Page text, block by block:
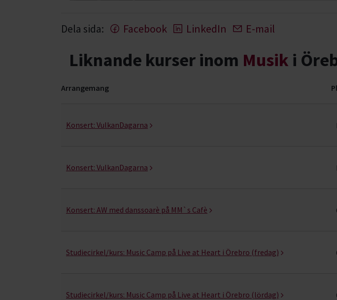
Dela sida: Facebook LinkedIn E-mail
Liknande kurser inom Musik i
Arrangemang
Konsert: VulkanDagarna
Konsert: VulkanDagarna
Konsert: AW med danssoarè på MM`s Cafè
Studiecirkel/kurs: Music Camp på Live at Heart i Örebro (fredag)
Studiecirkel/kurs: Music Camp på Live at Heart i Örebro (lördag)